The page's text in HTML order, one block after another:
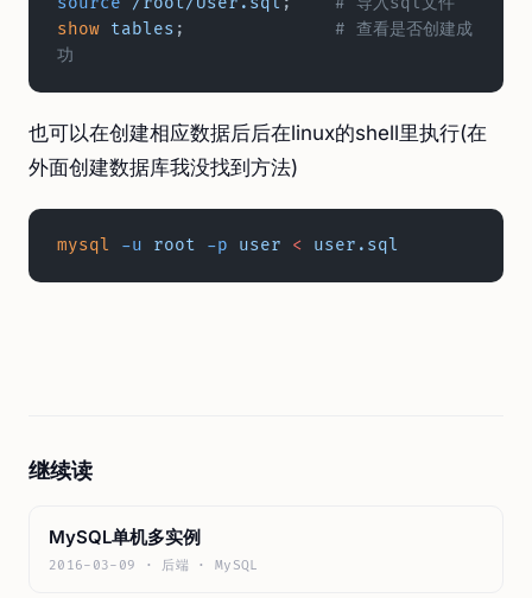
show tables ; # 查看是否创建成
功
也可以在创建相应数据后后在linux的shell里执行(在
外面创建数据库我没找到方法)
mysql -u root -p user < user.sql
继续读
MySQL单机多实例
2016-03-09 · 后端 · MySQL